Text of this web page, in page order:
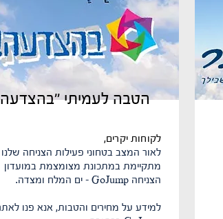
הטבה לעמיתי
לקוחות יקרים,
לאור המצב בטחוני פעילות הצניחה שלנו
מתקיימת במתכונת מצומצמת במועדון
הצניחה GoJump - ים המלח ומצדה.
למידע על מחירים והטבות, אנא פנו